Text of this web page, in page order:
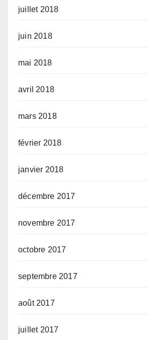
juillet 2018
juin 2018
mai 2018
avril 2018
mars 2018
février 2018
janvier 2018
décembre 2017
novembre 2017
octobre 2017
septembre 2017
août 2017
juillet 2017